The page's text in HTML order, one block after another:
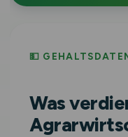
💵
Was